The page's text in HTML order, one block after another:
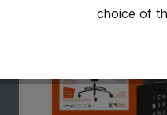
tennissen, maar
variant is
choice of